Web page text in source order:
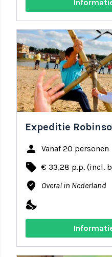
Expeditie
person Vanaf 20 personen
local_offer € 33,28 p.p. (incl.
where_to_vote Overal in Nederland
nights_stay